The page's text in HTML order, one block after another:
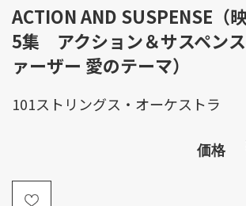
ACTION AND SUSPENSE
5集 アクション＆サスペン
ァーザー 愛のテーマ）
101ストリングス・オーケストラ